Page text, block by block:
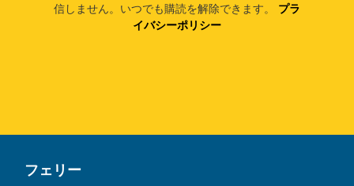
信しません。いつでも購読を解除できます。
プラ
イバシーポリシー
フェリー